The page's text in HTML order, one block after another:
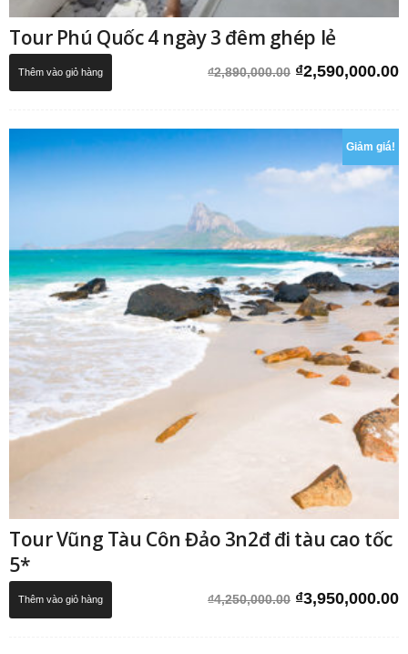
Tour Phú Quốc 4 ngày 3 đêm ghép lẻ
₫2,890,000.00 Giá
₫2,890,000.00.
₫2,590,000.00
Thêm vào giỏ hàng
Giảm giá!
Tour Vũng Tàu Côn Đảo 3n2đ đi tàu cao tốc
5*
₫4,250,000.00 Giá
₫3,950,000.00
Thêm vào giỏ hàng